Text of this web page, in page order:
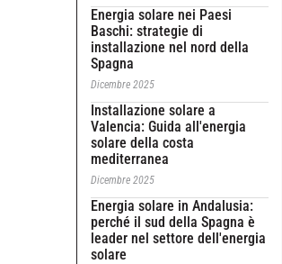
Energia solare nei Paesi
Baschi: strategie di
installazione nel nord della
Spagna
Dicembre 2025
Installazione solare a
Valencia: Guida all'energia
solare della costa
mediterranea
Dicembre 2025
Energia solare in Andalusia:
perché il sud della Spagna è
leader nel settore dell'energia
solare